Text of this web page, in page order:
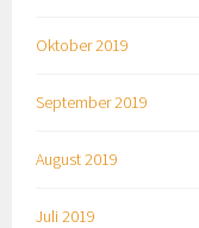
Oktober 2019
September 2019
August 2019
Juli 2019